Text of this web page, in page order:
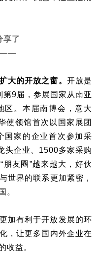
享了
——
大的开放之窗。 开放是
9届，参展国家从南亚
区。本届南博会，意大
使领馆首次以国家展团
国家的企业首次参加采
头企业、1500多家采购
友圈”越来越大，好伙
世界的联系更加紧密，
。
加有利于开放发展的环
，让更多国内外企业在
收益。